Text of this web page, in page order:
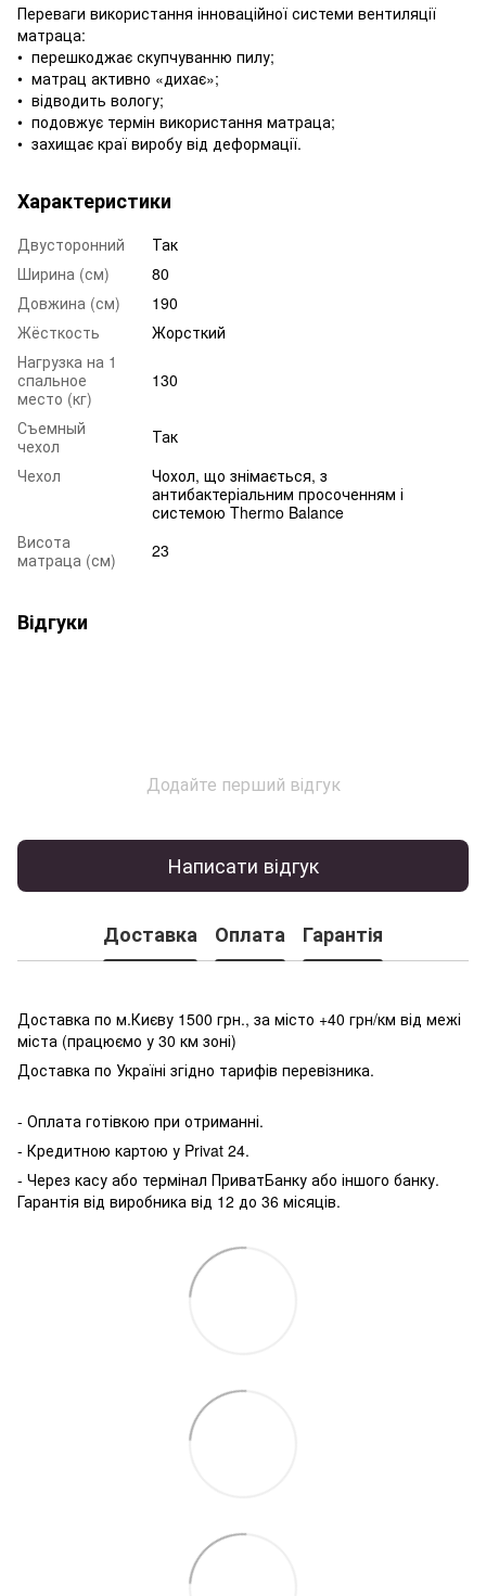
Переваги використання інноваційної системи вентиляції
матраца:
• перешкоджає скупчуванню пилу;
• матрац активно «дихає»;
• відводить вологу;
• подовжує термін використання матраца;
• захищає краї виробу від деформації.
Характеристики
Двусторонний
Так
Ширина (см)
80
Довжина (см)
190
Жёсткость
Жорсткий
Нагрузка на 1
спальное
место (кг)
130
Съемный
чехол
Так
Чехол
Чохол, що знімається, з
антибактеріальним просоченням і
системою Thermo Balance
Висота
матраца (см)
23
Відгуки
Додайте перший відгук
Написати відгук
Доставка Оплата Гарантія
Доставка по м.Києву 1500 грн., за місто +40 грн/км від межі
міста (працюємо у 30 км зоні)
Доставка по Україні згідно тарифів перевізника.
- Оплата готівкою при отриманні.
- Кредитною картою у Privat 24.
- Через касу або термінал ПриватБанку або іншого банку.
Гарантія від виробника від 12 до 36 місяців.